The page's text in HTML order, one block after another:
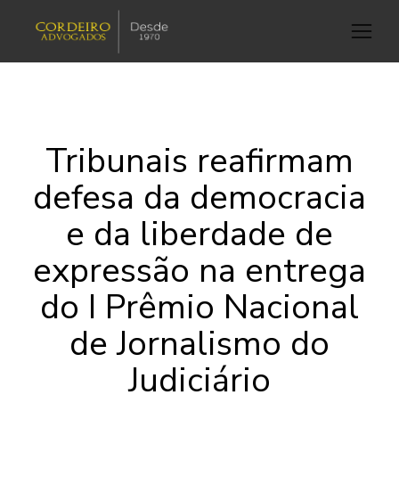
Tribunais reafirmam
defesa da democracia
e da liberdade de
expressão na entrega
do I Prêmio Nacional
de Jornalismo do
Judiciário